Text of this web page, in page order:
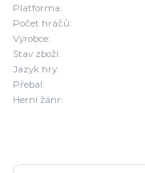
Platforma:
Počet hráčů:
Výrobce:
Stav zboží:
Jazyk hry:
Přebal:
Herní žánr: